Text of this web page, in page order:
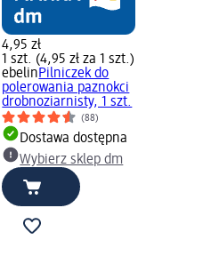
4,95 zł
1 szt. (4,95 zł za 1 szt.)
ebelinPilniczek do
polerowania paznokci
drobnoziarnisty, 1 szt.
(88)
Dostawa dostępna
Wybierz sklep dm